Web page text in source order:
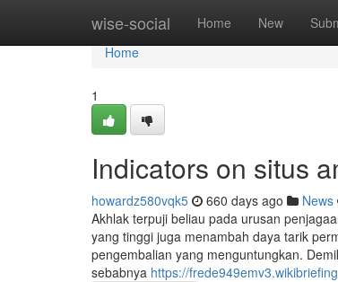
wise-social Home New
Home
Home
1
Indicators on situs
howardz580vqk5 660 days ago News
Akhlak terpuji beliau pada urusan
yang tinggi juga menambah daya tarik
pengembalian yang menguntungkan.
sebabnya https://